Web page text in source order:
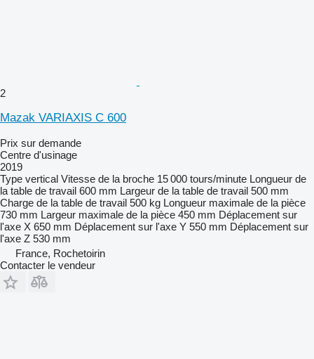
2
Mazak VARIAXIS C 600
Prix sur demande
Centre d'usinage
2019
Type vertical Vitesse de la broche 15 000 tours/minute Longueur de
la table de travail 600 mm Largeur de la table de travail 500 mm
Charge de la table de travail 500 kg Longueur maximale de la pièce
730 mm Largeur maximale de la pièce 450 mm Déplacement sur
l'axe X 650 mm Déplacement sur l'axe Y 550 mm Déplacement sur
l'axe Z 530 mm
France, Rochetoirin
Contacter le vendeur